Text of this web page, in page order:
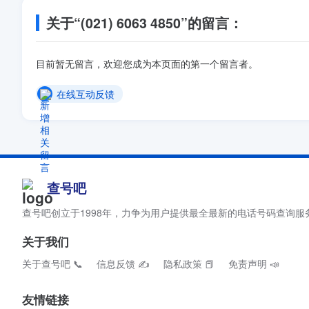
关于“(021) 6063 4850”的留言：
目前暂无留言，欢迎您成为本页面的第一个留言者。
在线互动反馈
查号吧
查号吧创立于1998年，力争为用户提供最全最新的电话号码查询服
关于我们
关于查号吧 📞 信息反馈 ✍ 隐私政策 📕 免责声明 📣
友情链接